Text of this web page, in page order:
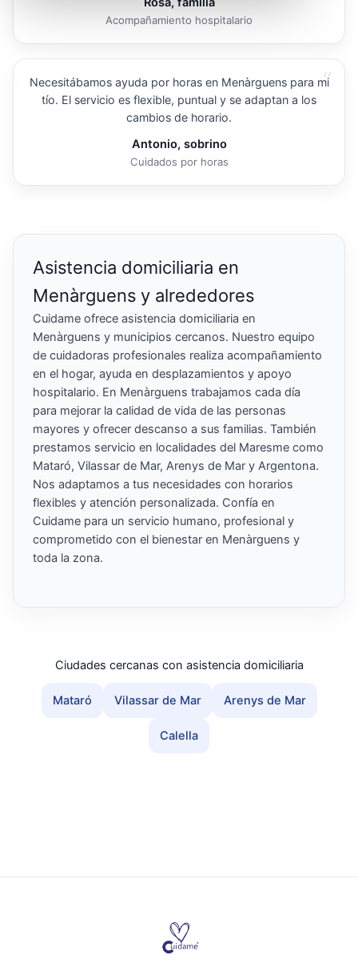
Acompañamiento hospitalario
“
Necesitábamos ayuda por horas en Menàrguens para mi
tío. El servicio es flexible, puntual y se adaptan a los
cambios de horario.
Antonio, sobrino
Cuidados por horas
Asistencia domiciliaria en
Menàrguens y alrededores
Cuidame ofrece asistencia domiciliaria en
Menàrguens y municipios cercanos. Nuestro equipo
de cuidadoras profesionales realiza acompañamiento
en el hogar, ayuda en desplazamientos y apoyo
hospitalario. En Menàrguens trabajamos cada día
para mejorar la calidad de vida de las personas
mayores y ofrecer descanso a sus familias. También
prestamos servicio en localidades del Maresme como
Mataró, Vilassar de Mar, Arenys de Mar y Argentona.
Nos adaptamos a tus necesidades con horarios
flexibles y atención personalizada. Confía en
Cuidame para un servicio humano, profesional y
comprometido con el bienestar en Menàrguens y
toda la zona.
Ciudades cercanas con asistencia domiciliaria
Mataró Vilassar de Mar Arenys de Mar
Calella